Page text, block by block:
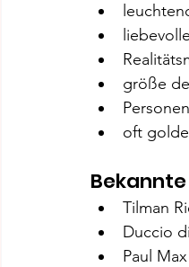
größe
oft
Tilman
Duccio
Paul